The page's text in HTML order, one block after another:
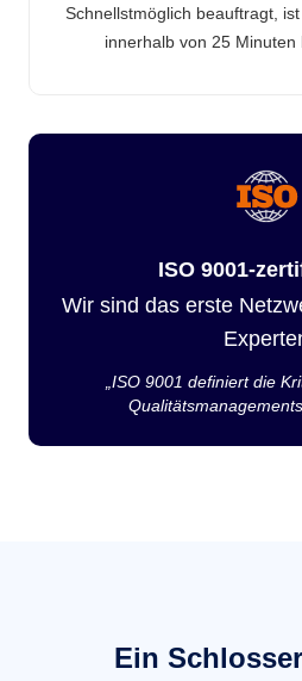
Schnellstmöglich beauftragt,
innerhalb von 25
ISO 9001-
Wir sind das erste
„ISO 9001 definiert die
Ein